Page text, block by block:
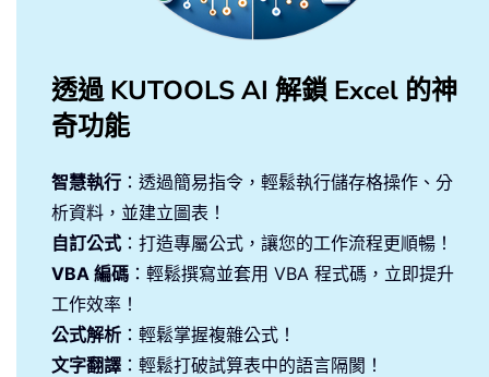
透過 KUTOOLS AI 解鎖 Excel 的神
奇功能
智慧執行 ：透過簡易指令，輕鬆執行儲存格操作、分
析資料，並建立圖表！
自訂公式 ：打造專屬公式，讓您的工作流程更順暢！
VBA 編碼 ：輕鬆撰寫並套用 VBA 程式碼，立即提升
工作效率！
公式解析 ：輕鬆掌握複雜公式！
文字翻譯 ：輕鬆打破試算表中的語言隔閡！